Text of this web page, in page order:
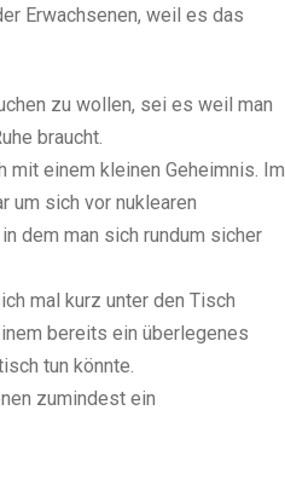
Erwachsenen, weil es das
zu wollen, sei es weil man
braucht.
einem kleinen Geheimnis. Im
um sich vor nuklearen
dem man sich rundum sicher
mal kurz unter den Tisch
bereits ein überlegenes
tun könnte.
zumindest ein